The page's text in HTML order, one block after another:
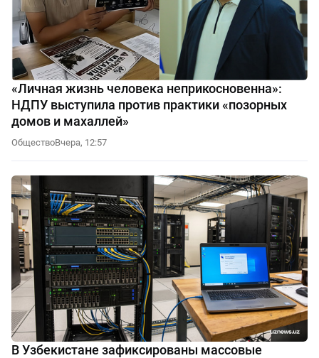
«Личная жизнь человека неприкосновенна»:
НДПУ выступила против практики «позорных
домов и махаллей»
ОбществоВчера, 12:57
В Узбекистане зафиксированы массовые